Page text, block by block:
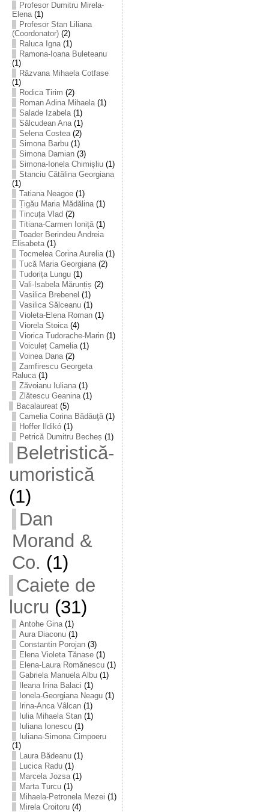
Profesor Dumitru Mirela-
Elena(1)
Profesor Stan Liliana
(Coordonator)(2)
Raluca Igna(1)
Ramona-Ioana Buleteanu
(1)
Răzvana Mihaela Cotfase
(1)
Rodica Tirim (2)
Roman Adina Mihaela(1)
Salade Izabela(1)
Sălcudean Ana(1)
Selena Costea(2)
Simona Barbu(1)
Simona Damian(3)
Simona-Ionela Chimișliu(1)
Stanciu Cătălina Georgiana
(1)
Tatiana Neagoe(1)
Țigău Maria Mădălina(1)
Tincuța Vlad (2)
Titiana-Carmen Ioniță(1)
Toader Berindeu Andreia
Elisabeta(1)
Tocmelea Corina Aurelia(1)
Tucă Maria Georgiana(2)
Tudorița Lungu(1)
Vali-Isabela Mărunțiș (2)
Vasilica Brebenel (1)
Vasilica Sălceanu(1)
Violeta-Elena Roman(1)
Viorela Stoica(4)
Viorica Tudorache-Marin(1)
Voiculeț Camelia(1)
Voinea Dana(2)
Zamfirescu Georgeta
Raluca(1)
Zăvoianu Iuliana(1)
Zlătescu Geanina(1)
Bacalaureat(5)
Camelia Corina Bădăuţă(1)
Hoffer Ildikó(1)
Petrică Dumitru Becheș (1)
Beletristică-
umoristică
(1)
Dan
Morand &
Co. (1)
Caiete de
lucru (31)
Antohe Gina(1)
Aura Diaconu(1)
Constantin Porojan(3)
Elena Violeta Tănase(1)
Elena-Laura Romănescu(1)
Gabriela Manuela Albu(1)
Ileana Irina Balaci (1)
Ionela-Georgiana Neagu(1)
Irina-Anca Vâlcan(1)
Iulia Mihaela Stan(1)
Iuliana Ionescu(1)
Iuliana-Simona Cimpoeru
(1)
Laura Bădeanu(1)
Lucica Radu(1)
Marcela Jozsa(1)
Marta Turcu(1)
Mihaela-Petronela Mezei (1)
Mirela Croitoru(4)